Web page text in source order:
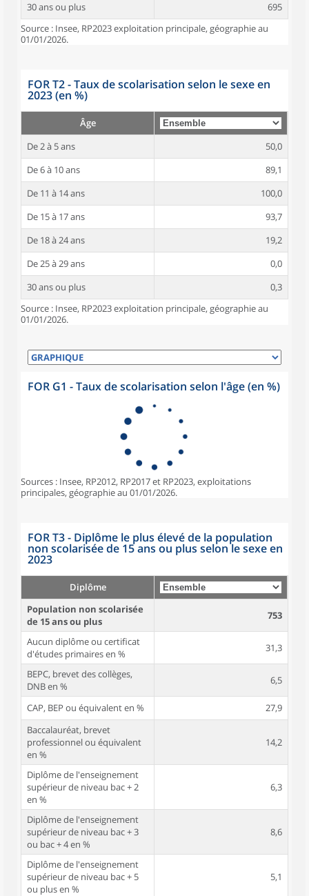
30 ans ou plus
695
Source : Insee, RP2023 exploitation principale, géographie au
01/01/2026.
FOR T2 - Taux de scolarisation selon le sexe en
2023 (en %)
Âge
De 2 à 5 ans
50,0
De 6 à 10 ans
89,1
De 11 à 14 ans
100,0
De 15 à 17 ans
93,7
De 18 à 24 ans
19,2
De 25 à 29 ans
0,0
30 ans ou plus
0,3
Source : Insee, RP2023 exploitation principale, géographie au
01/01/2026.
FOR G1 - Taux de scolarisation selon l'âge (en %)
Sources : Insee, RP2012, RP2017 et RP2023, exploitations
principales, géographie au 01/01/2026.
FOR T3 - Diplôme le plus élevé de la population
non scolarisée de 15 ans ou plus selon le sexe en
2023
Diplôme
Population non scolarisée
de 15 ans ou plus
753
Aucun diplôme ou certificat
d'études primaires en %
31,3
BEPC, brevet des collèges,
DNB en %
6,5
CAP, BEP ou équivalent en %
27,9
Baccalauréat, brevet
professionnel ou équivalent
en %
14,2
Diplôme de l'enseignement
supérieur de niveau bac + 2
en %
6,3
Diplôme de l'enseignement
supérieur de niveau bac + 3
ou bac + 4 en %
8,6
Diplôme de l'enseignement
supérieur de niveau bac + 5
ou plus en %
5,1